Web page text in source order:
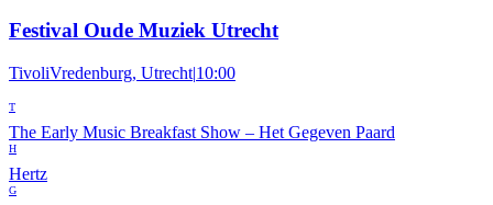
Festival Oude Muziek Utrecht
TivoliVredenburg, Utrecht|10:00
T
The Early Music Breakfast Show – Het Gegeven Paard
H
Hertz
G